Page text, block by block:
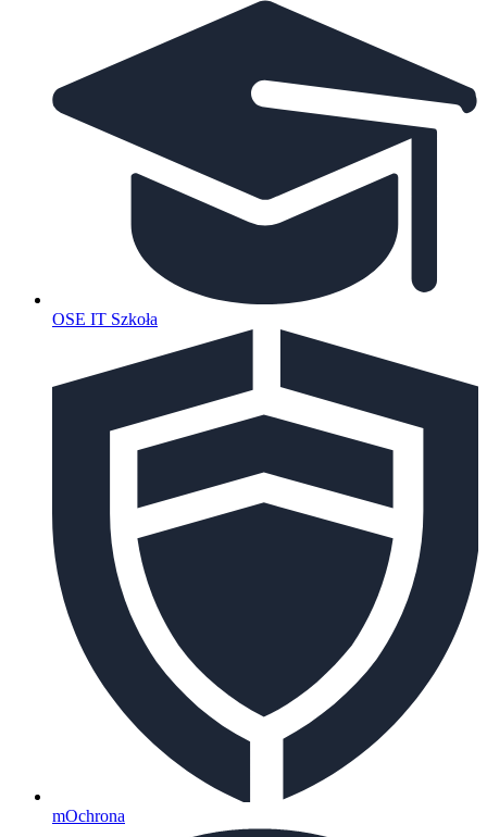
OSE IT Szkoła
mOchrona